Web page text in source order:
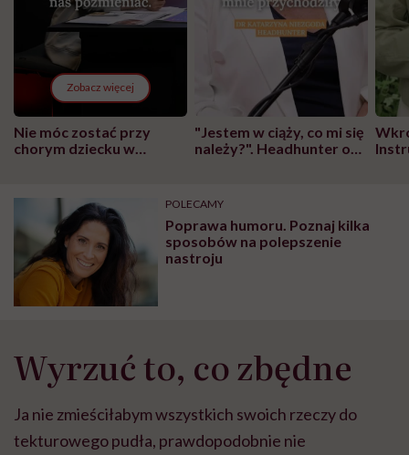
Zobacz więcej
Nie móc zostać przy
chorym dziecku w
może chyba tylko
głupota i brak
wyobraźni"
"Jestem w ciąży, co mi się
należy?". Headhunter o
pracy
POLECAMY
Poprawa humoru. Poznaj kilka
sposobów na polepszenie
nastroju
Wyrzuć to, co zbędne
Ja nie zmieściłabym wszystkich swoich rzeczy do
tekturowego pudła, prawdopodobnie nie